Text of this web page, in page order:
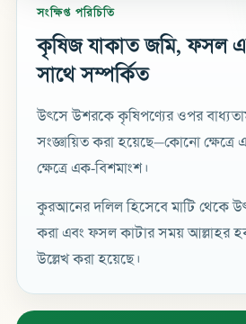
সংক্ষিপ্ত পরিচিতি
কৃষিজ যাকাত জমি, ফসল
সাথে সম্পর্কিত
উৎসে উশরকে কৃষিপণ্যের ওপর
সংজ্ঞায়িত করা হয়েছে—কোনো
ক্ষেত্রে এক-বিশমাংশ।
কুরআনের দলিল হিসেবে মাটি থেকে
করা এবং ফসল কাটার সময় আল্লাহর
উল্লেখ করা হয়েছে।